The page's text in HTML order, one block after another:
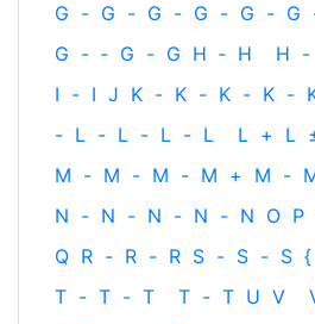
G - G - G - G - G - G
G - ‐ G - G H ‐ H H -
I - I J K - K - K - K -
- L - L - L - L L + L
M - M - M - M + M -
N - N - N - N - N O P
Q R - R - R S - S - S {
T - T - T T - T U V